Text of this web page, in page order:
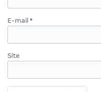
E-mail *
Site